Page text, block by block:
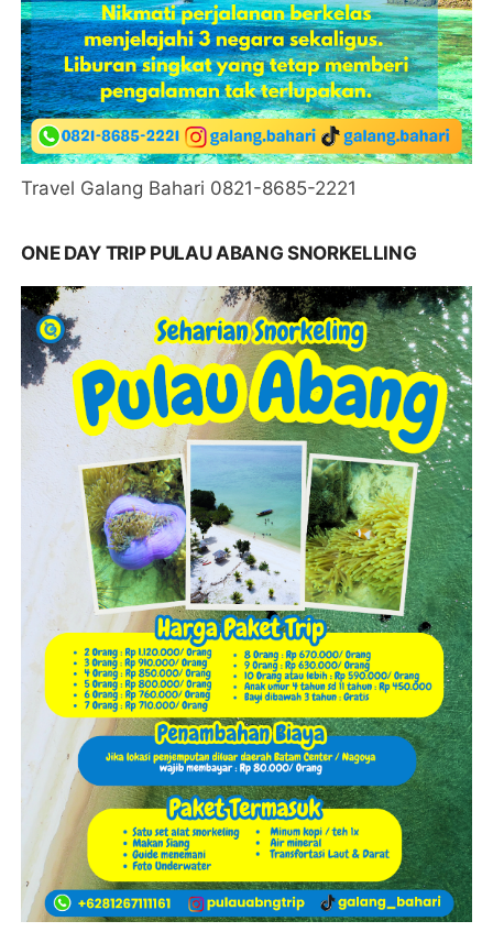
Travel Galang Bahari 0821-8685-2221
ONE DAY TRIP PULAU ABANG SNORKELLING